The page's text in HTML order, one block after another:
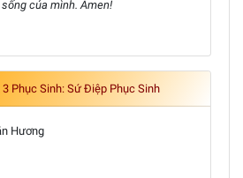
của mình. Amen!
3 Phục Sinh: Sứ Điệp Phục Sinh
Hương